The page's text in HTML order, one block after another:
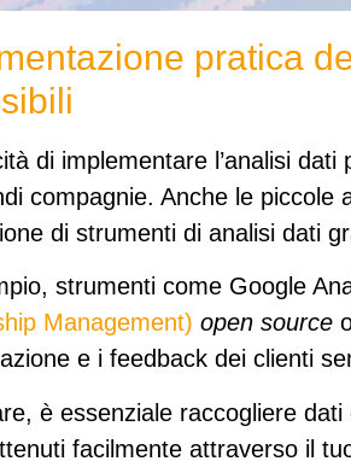
pratica
di implementare l’analisi
compagnie. Anche le piccole
di strumenti di analisi dati
strumenti come Google
Management) open source
e i feedback dei clienti
è essenziale raccogliere
facilmente attraverso il